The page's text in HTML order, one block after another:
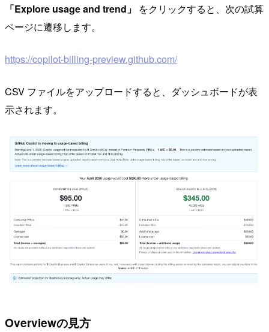
「Explore usage and trend」
をクリックすると、次の試算
ページに遷移します。
https://copilot-billing-preview.github.com/
CSV ファイルをアップロードすると、ダッシュボードが表
示されます。
Overviewの見方